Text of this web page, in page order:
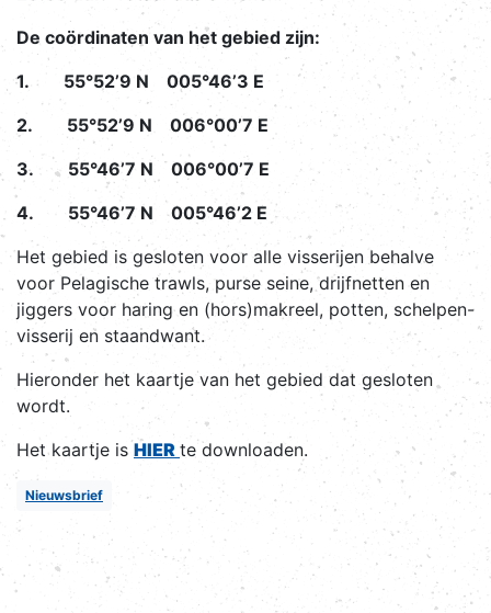
De coördinaten van het gebied zijn:
1. 55°52’9 N 005°46’3 E
2. 55°52’9 N 006°00’7 E
3. 55°46’7 N 006°00’7 E
4. 55°46’7 N 005°46’2 E
Het gebied is gesloten voor alle visserijen behalve
voor Pelagische trawls, purse seine, drijfnetten en
jiggers voor haring en (hors)makreel, potten, schelpen-
visserij en staandwant.
Hieronder het kaartje van het gebied dat gesloten
wordt.
Het kaartje isHIER te downloaden.
Nieuwsbrief